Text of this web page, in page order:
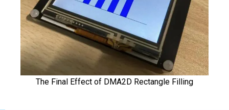
The Final Effect of DMA2D Rectangle Filling